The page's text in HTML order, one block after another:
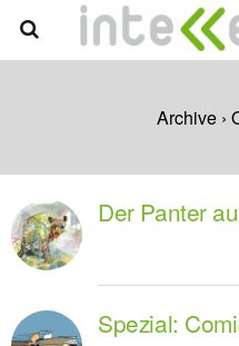
Archive ›
Der Panter
Spezial: